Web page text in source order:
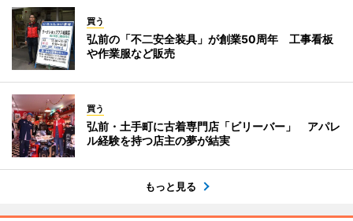
買う
弘前の「不二安全装具」が創業50周年 工事看板
や作業服など販売
買う
弘前・土手町に古着専門店「ビリーバー」 アパレ
ル経験を持つ店主の夢が結実
もっと見る